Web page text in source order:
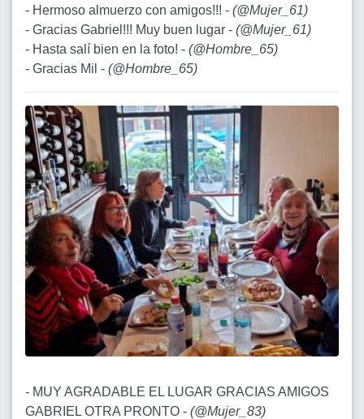
- Hermoso almuerzo con amigos!!! - (@Mujer_61)
- Gracias Gabriel!!! Muy buen lugar - (@Mujer_61)
- Hasta salí bien en la foto! - (@Hombre_65)
- Gracias Mil - (@Hombre_65)
- MUY AGRADABLE EL LUGAR GRACIAS AMIGOS
GABRIEL OTRA PRONTO - (@Mujer_83)